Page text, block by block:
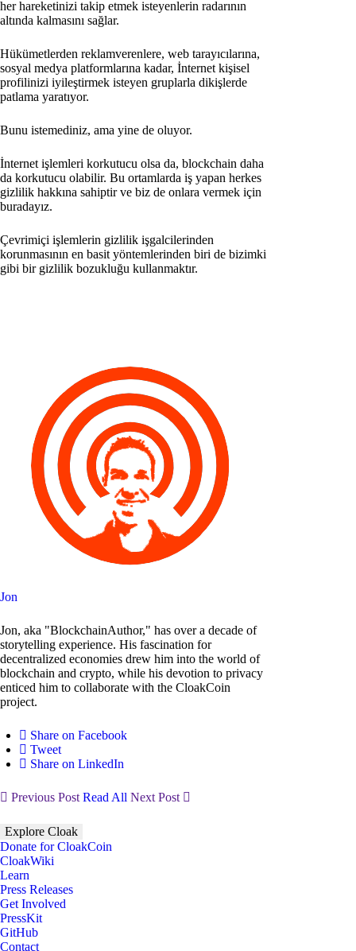
her hareketinizi takip etmek isteyenlerin radarının
altında kalmasını sağlar.
Hükümetlerden reklamverenlere, web tarayıcılarına,
sosyal medya platformlarına kadar, İnternet kişisel
profilinizi iyileştirmek isteyen gruplarla dikişlerde
patlama yaratıyor.
Bunu istemediniz, ama yine de oluyor.
İnternet işlemleri korkutucu olsa da, blockchain daha
da korkutucu olabilir. Bu ortamlarda iş yapan herkes
gizlilik hakkına sahiptir ve biz de onlara vermek için
buradayız.
Çevrimiçi işlemlerin gizlilik işgalcilerinden
korunmasının en basit yöntemlerinden biri de bizimki
gibi bir gizlilik bozukluğu kullanmaktır.
Jon
Jon, aka "BlockchainAuthor," has over a decade of
storytelling experience. His fascination for
decentralized economies drew him into the world of
blockchain and crypto, while his devotion to privacy
enticed him to collaborate with the CloakCoin
project.
Share on Facebook
Tweet
Share on LinkedIn
Previous Post Read All Next Post
Explore Cloak
Donate for CloakCoin
CloakWiki
Learn
Press Releases
Get Involved
PressKit
GitHub
Contact